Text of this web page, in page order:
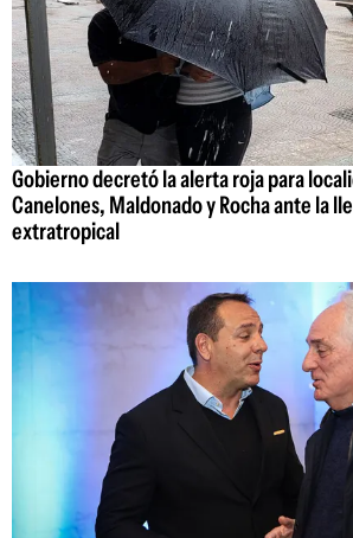
Gobierno decretó la alerta roja para
Canelones, Maldonado y Rocha ante la
extratropical